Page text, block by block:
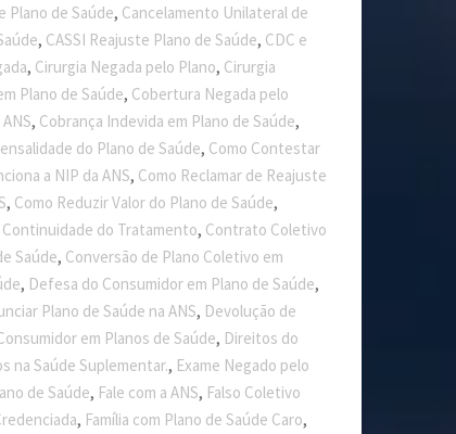
Plano de Saúde, Cancelamento Unilateral de
, CASSI Reajuste Plano de Saúde, CDC e
, Cirurgia Negada pelo Plano, Cirurgia
Plano de Saúde, Cobertura Negada pelo
, Cobrança Indevida em Plano de Saúde,
do Plano de Saúde, Como Contestar
a NIP da ANS, Como Reclamar de Reajuste
, Como Reduzir Valor do Plano de Saúde,
Continuidade do Tratamento, Contrato Coletivo
Saúde, Conversão de Plano Coletivo em
, Defesa do Consumidor em Plano de Saúde,
Plano de Saúde na ANS, Devolução de
em Planos de Saúde, Direitos do
na Saúde Suplementar., Exame Negado pelo
de Saúde, Fale com a ANS, Falso Coletivo
, Família com Plano de Saúde Caro,